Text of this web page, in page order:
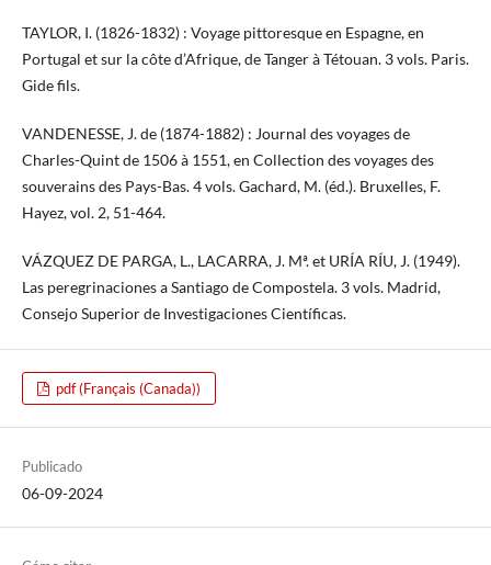
TAYLOR, I. (1826-1832) : Voyage pittoresque en Espagne, en
Portugal et sur la côte d’Afrique, de Tanger à Tétouan. 3 vols. Paris.
Gide fils.
VANDENESSE, J. de (1874-1882) : Journal des voyages de
Charles-Quint de 1506 à 1551, en Collection des voyages des
souverains des Pays-Bas. 4 vols. Gachard, M. (éd.). Bruxelles, F.
Hayez, vol. 2, 51-464.
VÁZQUEZ DE PARGA, L., LACARRA, J. Mª. et URÍA RÍU, J. (1949).
Las peregrinaciones a Santiago de Compostela. 3 vols. Madrid,
Consejo Superior de Investigaciones Científicas.
pdf (Français (Canada))
Publicado
06-09-2024